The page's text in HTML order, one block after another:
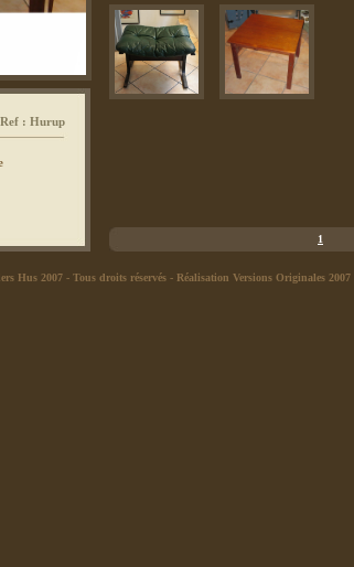
Ref : Hurup
1
Hus 2007- Tous droits réservés - Réalisation Versions Originales 2007